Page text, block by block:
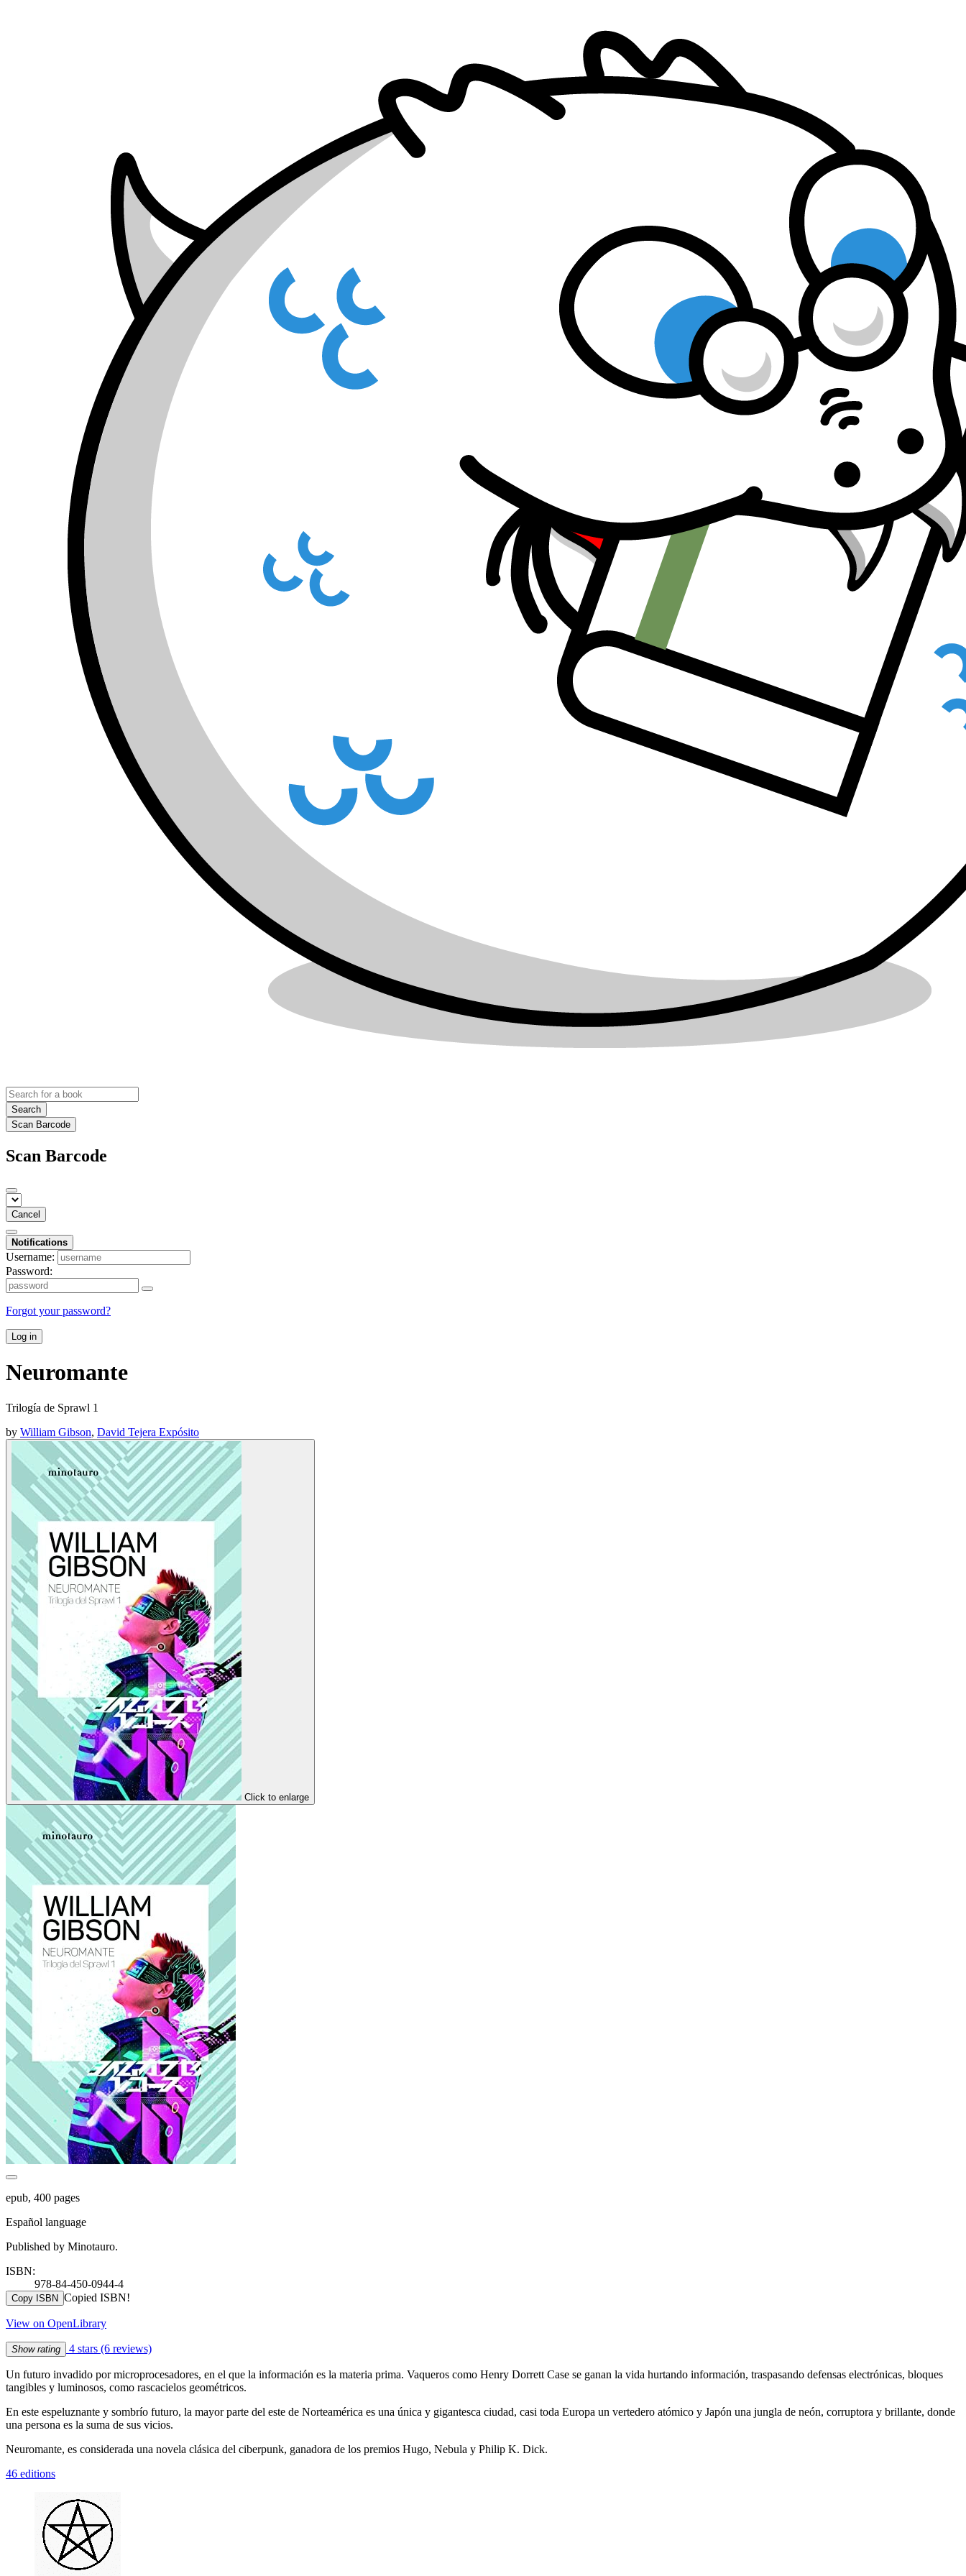
Search
Scan Barcode
Scan Barcode
Cancel
Notifications
Username:
Password:
Forgot your password?
Log in
Neuromante
Trilogía de Sprawl 1
by William Gibson, David Tejera Expósito
Click to enlarge
epub, 400 pages
Español language
Published by Minotauro.
ISBN:
978-84-450-0944-4
Copy ISBN Copied ISBN!
View on OpenLibrary
Show rating 4 stars (6 reviews)
Un futuro invadido por microprocesadores, en el que la información es la materia prima. Vaqueros como Henry Dorrett Case se ganan la vida hurtando información, traspasando defensas electrónicas, bloques
tangibles y luminosos, como rascacielos geométricos.
En este espeluznante y sombrío futuro, la mayor parte del este de Norteamérica es una única y gigantesca ciudad, casi toda Europa un vertedero atómico y Japón una jungla de neón, corruptora y brillante, donde
una persona es la suma de sus vicios.
Neuromante, es considerada una novela clásica del ciberpunk, ganadora de los premios Hugo, Nebula y Philip K. Dick.
46 editions